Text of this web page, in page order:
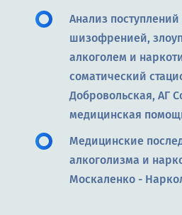
Анализ
шизофренией,
алкоголем и
соматический
Добровольская, АГ
медицинская
Медицинские
алкоголизма и
Москаленко -